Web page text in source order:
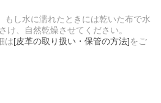
もし水に濡れたときには乾いた布で水
け、自然乾燥させてください。
は[皮革の取り扱い・保管の方法]をご